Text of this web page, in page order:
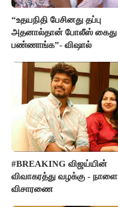
“உதயநிதி பேசினது தப்பு
அதனால்தான் போலீஸ் கைது
பண்ணாங்க”- விஷால்
#BREAKING விஜய்யின்
விவாகரத்து வழக்கு - நாளை
விசாரணை